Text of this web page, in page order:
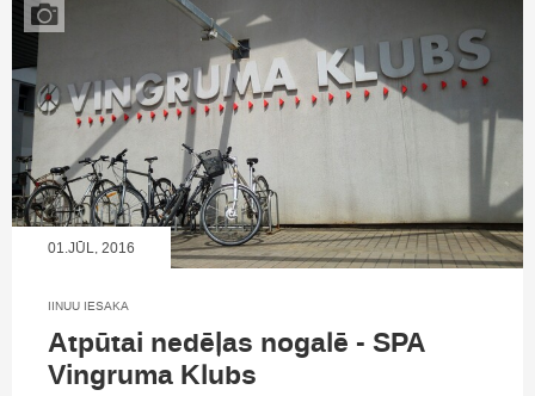
01.JŪL, 2016
IINUU IESAKA
Atpūtai nedēļas nogalē - SPA
Vingruma Klubs